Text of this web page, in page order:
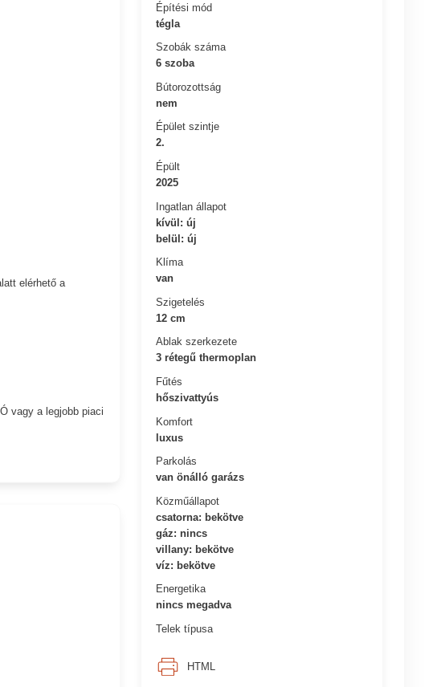
Építési mód
tégla
Szobák száma
6 szoba
Bútorozottság
nem
Épület szintje
2.
Épült
2025
Ingatlan állapot
kívül: új
belül: új
Klíma
van
Szigetelés
12 cm
Ablak szerkezete
3 rétegű thermoplan
Fűtés
hőszivattyús
Komfort
luxus
Parkolás
van önálló garázs
Közműállapot
csatorna: bekötve
gáz: nincs
villany: bekötve
víz: bekötve
Energetika
nincs megadva
Telek típusa
HTML
elérhető a
vagy a legjobb piaci